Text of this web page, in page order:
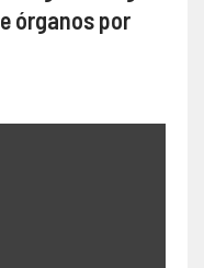
órganos por